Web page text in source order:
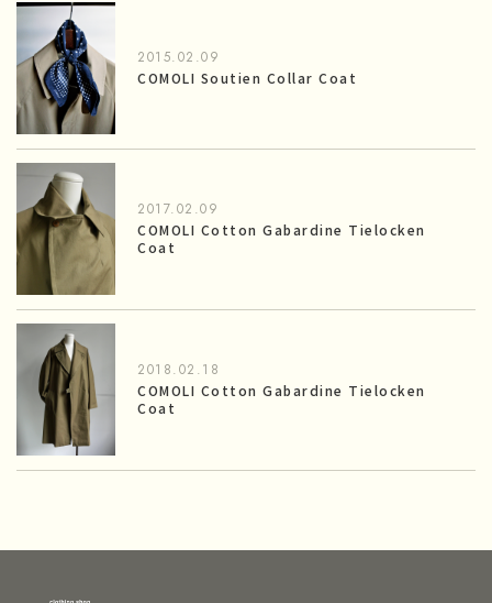
2015.02.09
COMOLI Soutien Collar Coat
2017.02.09
COMOLI Cotton Gabardine Tielocken
Coat
2018.02.18
COMOLI Cotton Gabardine Tielocken
Coat